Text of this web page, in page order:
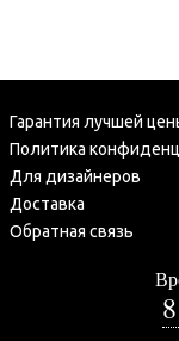
Гарантия лучшей
Политика
Для дизайнеров
Доставка
Обратная связь